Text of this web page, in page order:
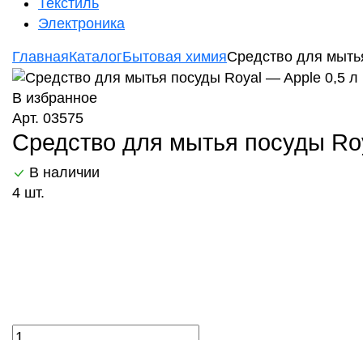
Текстиль
Электроника
ГлавнаяКаталогБытовая химияСредство для
В избранное
Арт. 03575
Средство для мытья посуды
В наличии
4 шт.